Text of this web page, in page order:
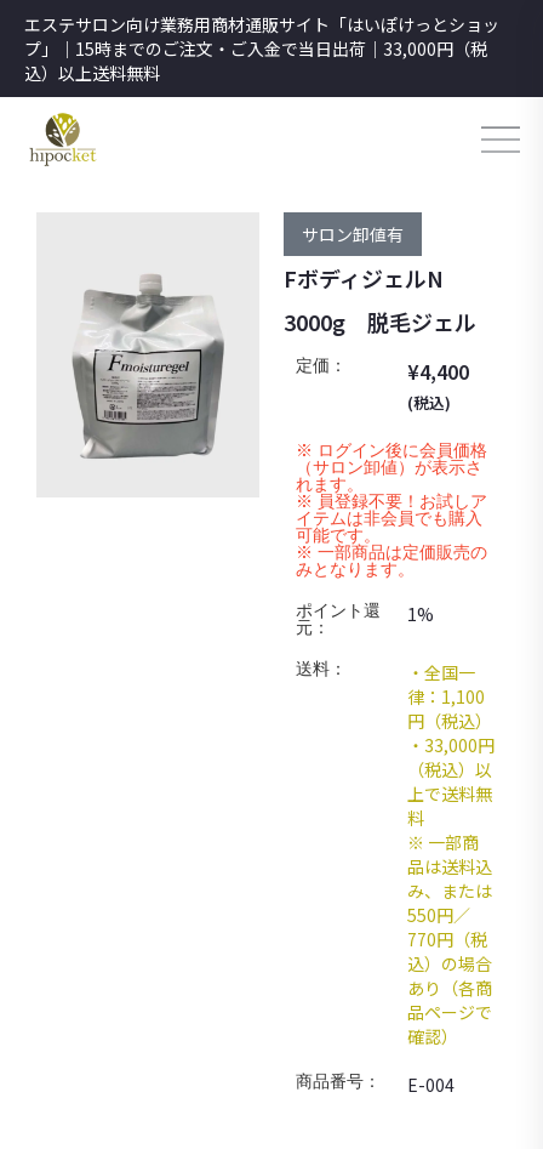
エステサロン向け業務用商材通販サイト「はいぽけっとショッ
プ」｜15時までのご注文・ご入金で当日出荷｜33,000円（税
込）以上送料無料
サロン卸値有
FボディジェルN
3000g 脱毛ジェル
定価： ¥4,400
(税込)
※ ログイン後に会員価格
（サロン卸値）が表示さ
れます。
※ 員登録不要！お試しア
イテムは非会員でも購入
可能です。
※ 一部商品は定価販売の
みとなります。
ポイント還
元：
1%
送料：
・全国一
律：1,100
円（税込）
・33,000円
（税込）以
上で送料無
料
※ 一部商
品は送料込
み、または
550円／
770円（税
込）の場合
あり（各商
品ページで
確認）
商品番号： E-004